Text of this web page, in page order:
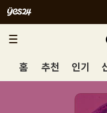
홈 추천 인기